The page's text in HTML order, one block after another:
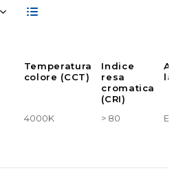
Temperatura
colore (CCT)
Indice
resa
cromatica
(CRI)
4000K > 80